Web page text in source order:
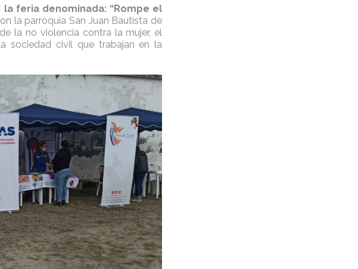
feria denominada: “Rompe el
la parroquia San Juan Bautista de
la no violencia contra la mujer, el
sociedad civil que trabajan en la